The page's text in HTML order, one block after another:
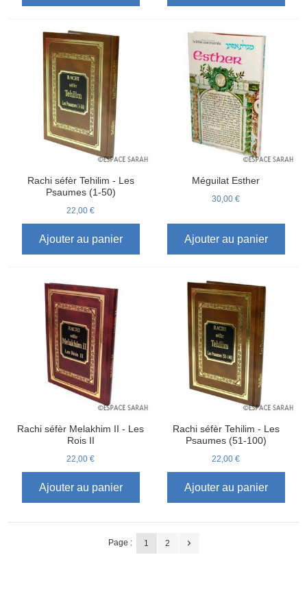
Rachi séfèr Tehilim - Les
Psaumes (1-50)
22,00 €
Ajouter au panier
Méguilat Esther
30,00 €
Ajouter au panier
Rachi séfèr Melakhim II - Les
Rois II
22,00 €
Ajouter au panier
Rachi séfèr Tehilim - Les
Psaumes (51-100)
22,00 €
Ajouter au panier
Page : 1 2